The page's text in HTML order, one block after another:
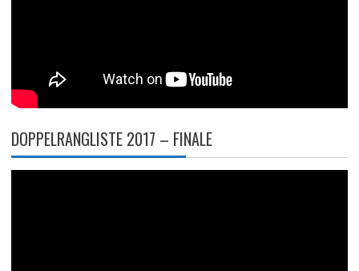
DOPPELRANGLISTE 2017 – FINALE